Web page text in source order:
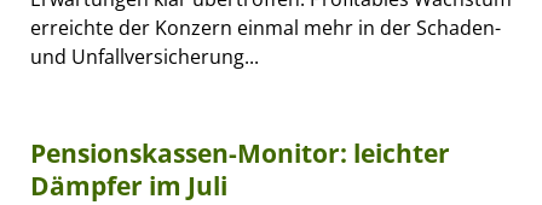
erreichte der Konzern einmal mehr in der Schaden-
und Unfallversicherung...
Pensionskassen-Monitor: leichter
Dämpfer im Juli